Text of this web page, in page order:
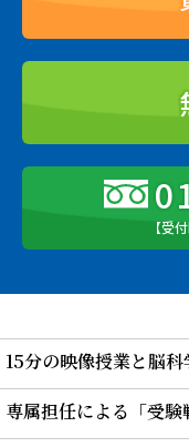
【受
15分の映像授業と脳
専属担任による「受